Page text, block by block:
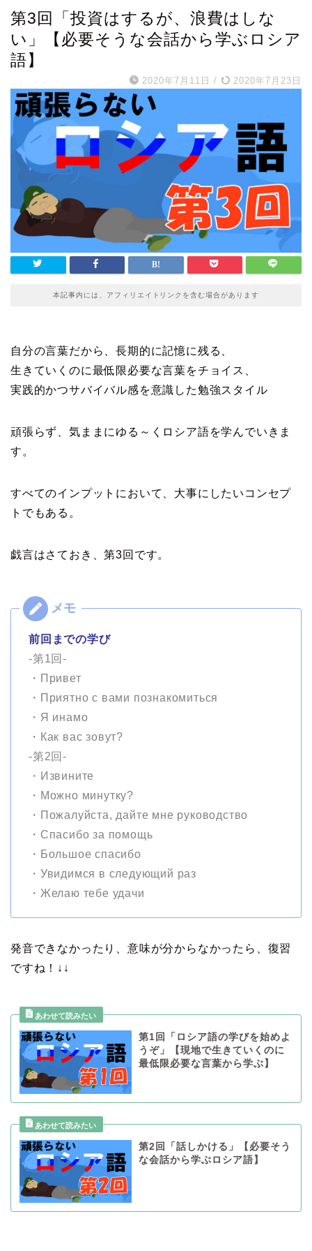
第3回「投資はするが、浪費はしな
い」【必要そうな会話から学ぶロシア
語】
2020年7月11日 / 2020年7月23日
本記事内には、アフィリエイトリンクを含む場合があります
自分の言葉だから、長期的に記憶に残る、
生きていくのに最低限必要な言葉をチョイス、
実践的かつサバイバル感を意識した勉強スタイル
頑張らず、気ままにゆる～く ロシア語を学んでいきま
す。
すべてのインプットにおいて、大事にしたいコンセプ
トでもある。
戯言はさておき、第3回です。
前回までの学び
-第1回-
・Привет
・Приятно с вами познакомиться
・Я инамо
・Как вас зовут?
-第2回-
・Извините
・Можно минутку?
・Пожалуйста, дайте мне руководство
・Спасибо за помощь
・Большое спасибо
・Увидимся в следующий раз
・Желаю тебе удачи
発音できなかったり、意味が分からなかったら、復習
ですね！↓↓
第1回「ロシア語の学びを始めよ
うぞ」【現地で生きていくのに
最低限必要な言葉から学ぶ】
第2回「話しかける」【必要そう
な会話から学ぶロシア語】